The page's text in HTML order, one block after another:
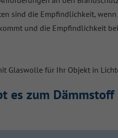
sind die Empfindlichkeit,
und die Empfindlichkeit bei
Glaswolle für Ihr Objekt in
es zum Dämmstoff